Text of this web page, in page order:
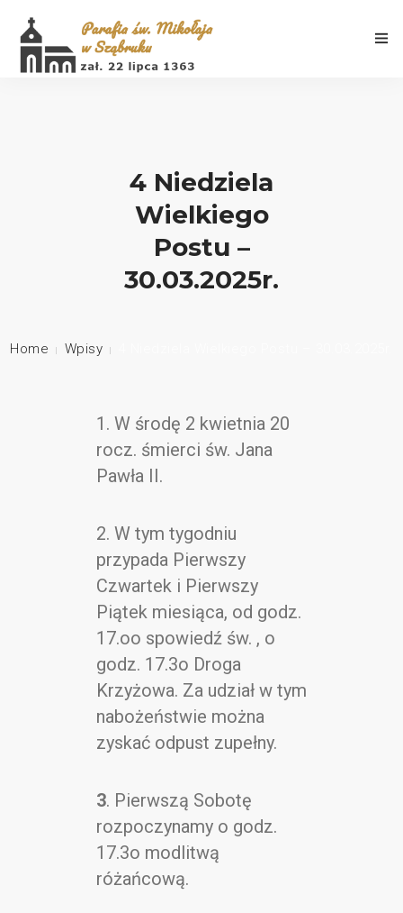
Porządek Mszy Świętych
4 Niedziela
Wielkiego
Postu –
30.03.2025r.
Home Wpisy
1. W środę 2 kwietnia 20
rocz. śmierci św. Jana
Pawła II.
2. W tym tygodniu
przypada Pierwszy
Czwartek i Pierwszy
Piątek miesiąca, od godz.
17.oo spowiedź św. , o
godz. 17.3o Droga
Krzyżowa. Za udział w tym
nabożeństwie można
zyskać odpust zupełny.
3. Pierwszą Sobotę
rozpoczynamy o godz.
17.3o modlitwą
różańcową.